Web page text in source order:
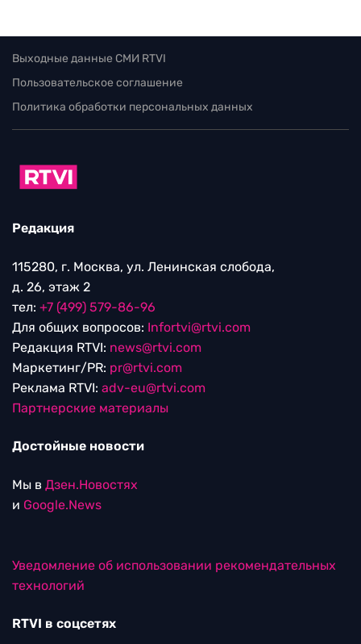
Выходные данные СМИ RTVI
Пользовательское соглашение
Политика обработки персональных данных
Редакция
115280, г. Москва, ул. Ленинская слобода,
д. 26, этаж 2
тел: +7 (499) 579-86-96
Для общих вопросов: Infortvi@rtvi.com
Редакция RTVI: news@rtvi.com
Маркетинг/PR: pr@rtvi.com
Реклама RTVI: adv-eu@rtvi.com
Партнерские материалы
Достойные новости
Мы в Дзен.Новостях
и Google.News
Уведомление об использовании рекомендательных
технологий
RTVI в соцсетях